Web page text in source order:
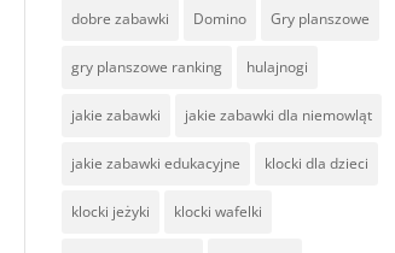
dobre zabawki Domino Gry planszowe
gry planszowe ranking hulajnogi
jakie zabawki jakie zabawki dla niemowląt
jakie zabawki edukacyjne klocki dla dzieci
klocki jeżyki klocki wafelki